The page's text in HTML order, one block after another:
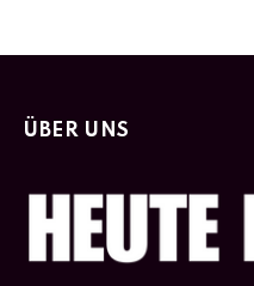
ÜBER UNS